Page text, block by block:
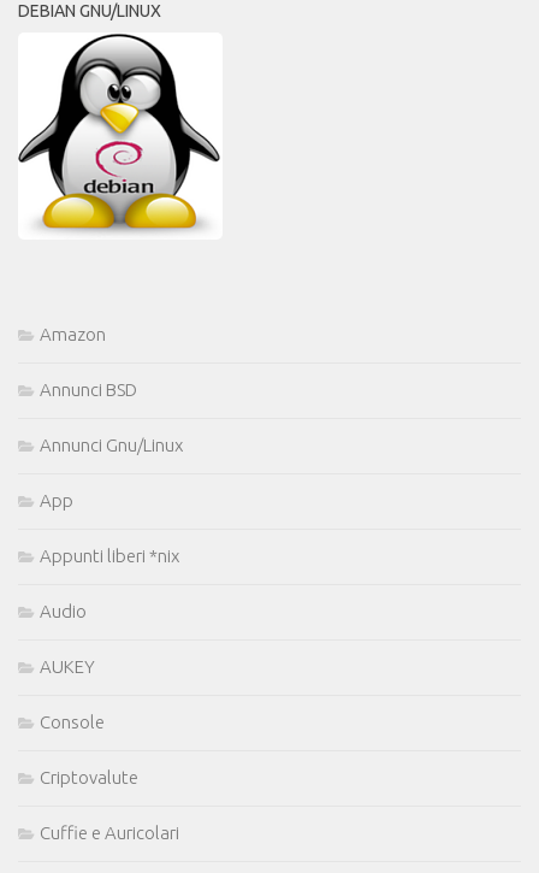
DEBIAN GNU/LINUX
Amazon
Annunci BSD
Annunci Gnu/Linux
App
Appunti liberi *nix
Audio
AUKEY
Console
Criptovalute
Cuffie e Auricolari